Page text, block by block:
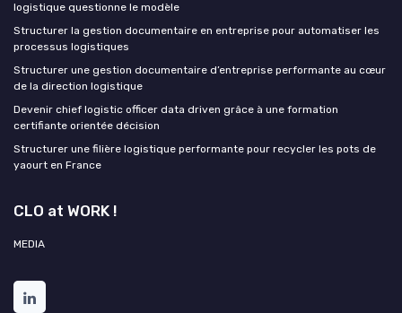
logistique questionne le modèle
Structurer la gestion documentaire en entreprise pour automatiser les
processus logistiques
Structurer une gestion documentaire d’entreprise performante au cœur
de la direction logistique
Devenir chief logistic officer data driven grâce à une formation
certifiante orientée décision
Structurer une filière logistique performante pour recycler les pots de
yaourt en France
CLO at WORK !
MEDIA